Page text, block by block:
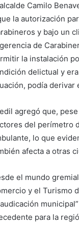
Camilo
la autorización
y bajo un
de
la instalación
delictual y
podía derivar
agregó que,
del perímetro
lo que
afecta a otras
el mundo
y el Turismo
para la